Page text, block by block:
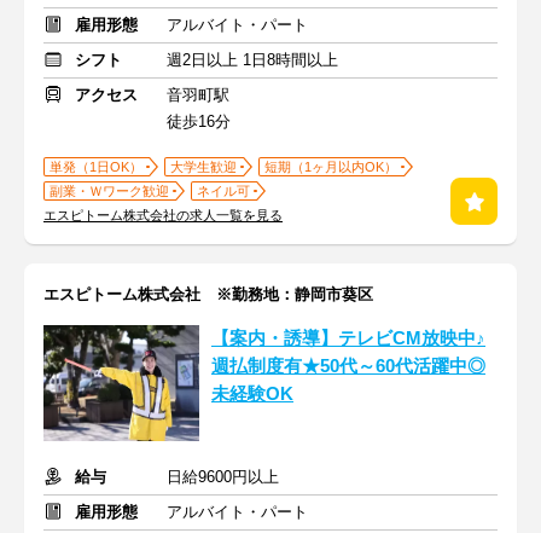
雇用形態
アルバイト・パート
シフト
週2日以上 1日8時間以上
アクセス
音羽町駅
徒歩16分
単発（1日OK） 大学生歓迎
短期（1ヶ月以内OK）
副業・Ｗワーク歓迎
ネイル可
エスピトーム株式会社の求人一覧を見る
エスピトーム株式会社 ※勤務地：静岡市葵区
【案内・誘導】テレビCM放映中♪
週払制度有★50代～60代活躍中◎
未経験OK
給与
日給9600円以上
雇用形態
アルバイト・パート